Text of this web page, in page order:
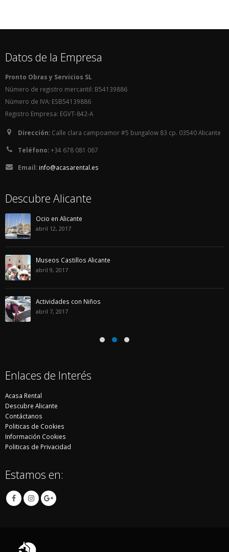
Datos de la Empresa
Pronto Obras y Servicios SL
Número de registro mercantil: B54139886
Número de IVA: ESB54139886
Registro Empresa: EGVT-842-A
Dirección: Calle clara campoamor #5 bungalow 83 cp. 03540 Alicante
Teléfono:+34 678 081 067
Email: info@acasarental.es
Descubre Alicante
Ocio en Alicante
abril 12, 2017
Museos Castillos Alicante
abril 9, 2017
Actividades con Niños
abril 7, 2017
Enlaces de Interés
Acasa Rental
Descubre Alicante
Contáctanos
Politicas de Cookies
Información Cookies
Politicas de Privacidad
Estamos en: